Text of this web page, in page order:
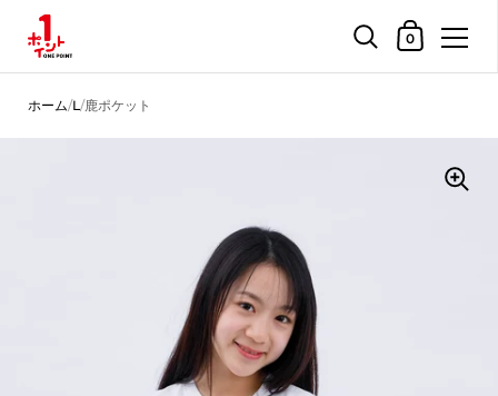
ショッピング
0
ホーム/L/鹿ポケット